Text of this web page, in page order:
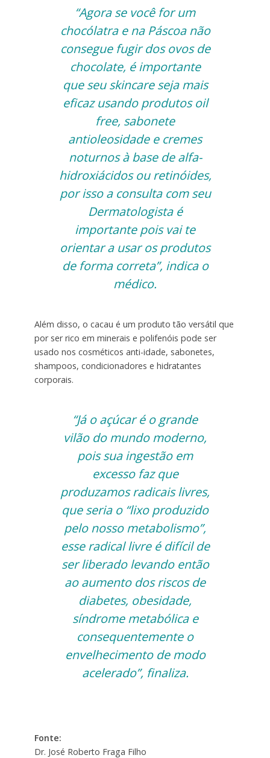
“Agora se você for um
chocólatra e na Páscoa não
consegue fugir dos ovos de
chocolate, é importante
que seu skincare seja mais
eficaz usando produtos oil
free, sabonete
antioleosidade e cremes
noturnos à base de alfa-
hidroxiácidos ou retinóides,
por isso a consulta com seu
Dermatologista é
importante pois vai te
orientar a usar os produtos
de forma correta”, indica o
médico.
Além disso, o cacau é um produto tão versátil que
por ser rico em minerais e polifenóis pode ser
usado nos cosméticos anti-idade, sabonetes,
shampoos, condicionadores e hidratantes
corporais.
“Já o açúcar é o grande
vilão do mundo moderno,
pois sua ingestão em
excesso faz que
produzamos radicais livres,
que seria o “lixo produzido
pelo nosso metabolismo”,
esse radical livre é difícil de
ser liberado levando então
ao aumento dos riscos de
diabetes, obesidade,
síndrome metabólica e
consequentemente o
envelhecimento de modo
acelerado”, finaliza.
Fonte:
Dr. José Roberto Fraga Filho